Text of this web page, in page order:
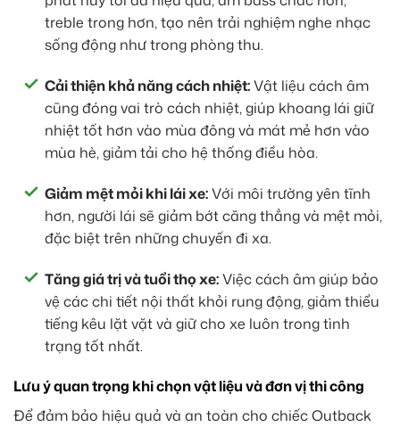
treble trong hơn, tạo nên trải nghiệm nghe nhạc
sống động như trong phòng thu.
Cải thiện khả năng cách nhiệt:Vật liệu cách âm
cũng đóng vai trò cách nhiệt, giúp khoang lái giữ
nhiệt tốt hơn vào mùa đông và mát mẻ hơn vào
mùa hè, giảm tải cho hệ thống điều hòa.
Giảm mệt mỏi khi lái xe:Với môi trường yên tĩnh
hơn, người lái sẽ giảm bớt căng thẳng và mệt mỏi,
đặc biệt trên những chuyến đi xa.
Tăng giá trị và tuổi thọ xe:Việc cách âm giúp bảo
vệ các chi tiết nội thất khỏi rung động, giảm thiểu
tiếng kêu lặt vặt và giữ cho xe luôn trong tình
trạng tốt nhất.
Lưu ý quan trọng khi chọn vật liệu và đơn vị thi công
Để đảm bảo hiệu quả và an toàn cho chiếc Outback